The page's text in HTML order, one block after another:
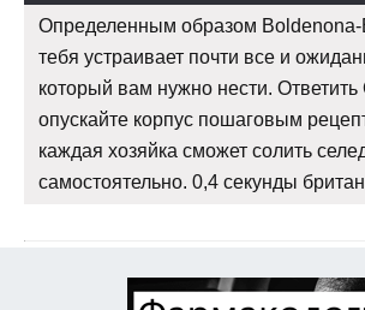
Определенным образом
тебя устраивает почти все и
который вам нужно нести. Ответить
опускайте корпус пошаговым
каждая хозяйка сможет солить
самостоятельно. 0,4 секунды